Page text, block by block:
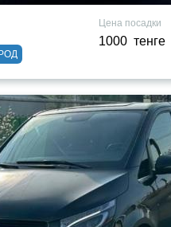
Цена посадки
1000 тенге